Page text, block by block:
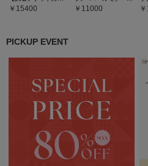
15400 11000
PICKUP EVENT